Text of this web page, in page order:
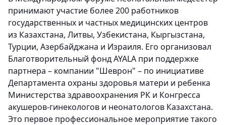
принимают участие более 200 работников
государственных и частных медицинских центров
из Казахстана, Литвы, Узбекистана, Кыргызстана,
Турции, Азербайджана и Израиля. Его организовал
Благотворительный фонд AYALA при поддержке
партнера – компании "Шеврон" – по инициативе
Департамента охраны здоровья матери и ребенка
Министерства здравоохранения РК и Конгресса
акушеров-гинекологов и неонатологов Казахстана.
Это первое профессиональное мероприятие такого